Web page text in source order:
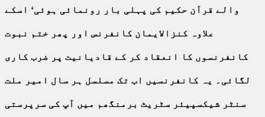
والے قرآن حکیم کی پہلی بار رونمائی ہوئی‘ اسکے
علاوہ کنزالایمان کانفرنس اور پھر ختم نبوت
کانفرنسوں کا انعقاد کر کے قادیانیت پر ضرب کاری
لگائی۔ یہ کانفرنسیں اب تک مسلسل ہر سال امیر ملت
سنٹر شیکسپیئر سٹریٹ برمنگھم میں آپ کی سرپرستی